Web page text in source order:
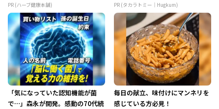
PR (ハーブ健康本舗) PR (タカラトミー｜Hugkum)
「気になっていた認知機能が菌
で…」森永が開発。感動の70代続
毎日の献立、味付けにマンネリを
感じている方必見！